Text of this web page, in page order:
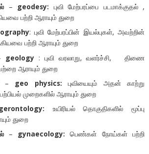
– geodesy: புவி மேற்பரப்பை படமாக்குதல் ,
பற்றி ஆராயும் துறை
: புவி மேற்பரப்பின் இயல்புகள், அவற்றின்
பற்றி ஆராயும் துறை
geology: புவி வரலாறு, வளர்ச்சி, திணை
ஆராயும் துறை
geo physics: புவியையும் அதன் காற்று
முறைகளில் ஆராயும் துறை
gerontology: உயிரியல் தொகுதிகளில் மூப்பு
துறை
– gynaecology:பெண்கள் நோய்கள் பற்றி